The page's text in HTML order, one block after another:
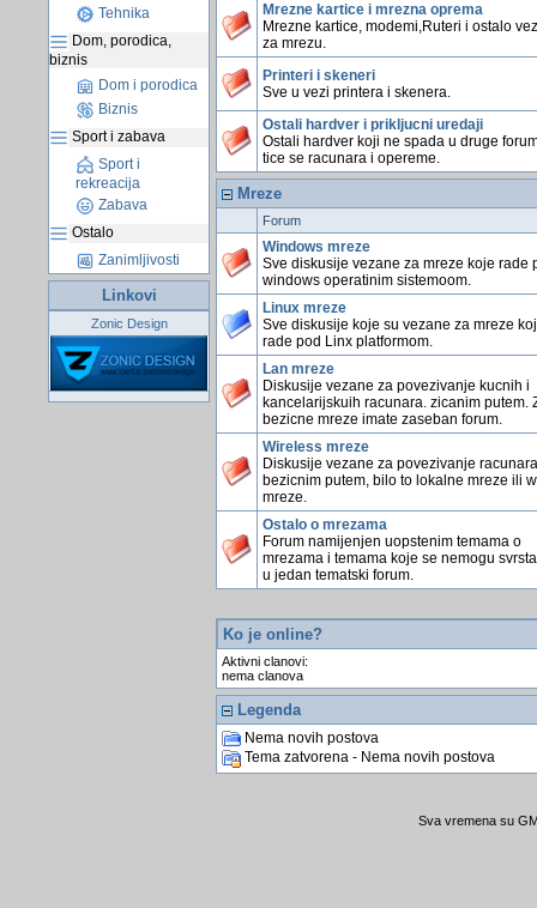
Tehnika
Dom, porodica,
biznis
Dom i porodica
Biznis
Sport i zabava
Sport i
rekreacija
Zabava
Ostalo
Zanimljivosti
Linkovi
Zonic Design
Mrezne kartice i mrezna oprema
Mrezne kartice, modemi,Ruteri i ostalo
za mrezu.
Printeri i skeneri
Sve u vezi printera i skenera.
Ostali hardver i prikljucni uredaji
Ostali hardver koji ne spada u druge
tice se racunara i opereme.
Mreze
Forum
Windows mreze
Sve diskusije vezane za mreze koje rade
windows operatinim sistemoom.
Linux mreze
Sve diskusije koje su vezane za mreze
rade pod Linx platformom.
Lan mreze
Diskusije vezane za povezivanje kucnih i
kancelarijskuih racunara. zicanim putem.
bezicne mreze imate zaseban forum.
Wireless mreze
Diskusije vezane za povezivanje racunara
bezicnim putem, bilo to lokalne mreze ili
mreze.
Ostalo o mrezama
Forum namijenjen uopstenim temama o
mrezama i temama koje se nemogu
u jedan tematski forum.
Ko je online?
Aktivni clanovi:
nema clanova
Legenda
Nema novih postova
Tema zatvorena - Nema novih postova
Sva vremena su